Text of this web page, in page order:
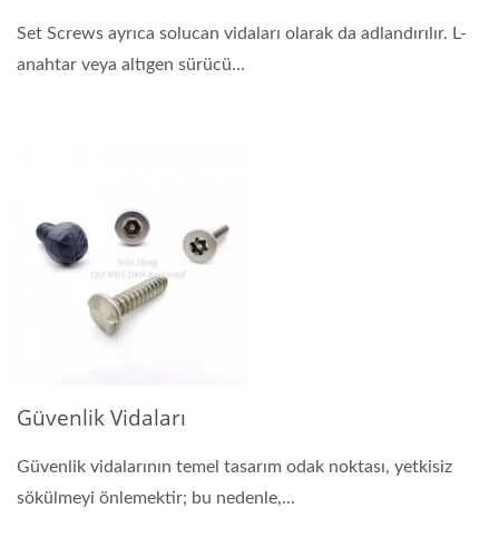
Set Screws ayrıca solucan vidaları olarak da adlandırılır. L-
anahtar veya altıgen sürücü...
Güvenlik Vidaları
Güvenlik vidalarının temel tasarım odak noktası, yetkisiz
sökülmeyi önlemektir; bu nedenle,...